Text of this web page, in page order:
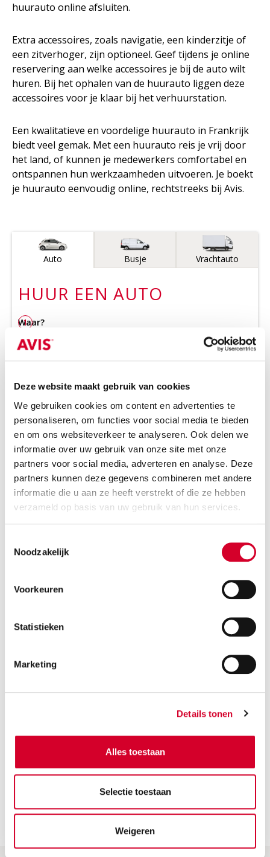
Deze website maakt gebruik van cookies
We gebruiken cookies om content en advertenties te
personaliseren, om functies voor social media te bieden
en om ons websiteverkeer te analyseren. Ook delen we
informatie over uw gebruik van onze site met onze
partners voor social media, adverteren en analyse. Deze
partners kunnen deze gegevens combineren met andere
informatie die u aan ze heeft verstrekt of die ze hebben
verzameld op basis van uw gebruik van hun services.
Noodzakelijk
Voorkeuren
Statistieken
Marketing
Details tonen
Alles toestaan
Selectie toestaan
Weigeren
huurauto online afsluiten.
Extra accessoires, zoals navigatie, een kinderzitje of
een zitverhoger, zijn optioneel. Geef tijdens je online
reservering aan welke accessoires je bij de auto wilt
huren. Bij het ophalen van de huurauto liggen deze
accessoires voor je klaar bij het verhuurstation.
Een kwalitatieve en voordelige huurauto in Frankrijk
biedt veel gemak. Met een huurauto reis je vrij door
het land, of kunnen je medewerkers comfortabel en
ontspannen hun werkzaamheden uitvoeren. Je boekt
je huurauto eenvoudig online, rechtstreeks bij Avis.
Voertuigtype
Auto Busje Vrachtauto
HUUR EENAUTO
1
Waar?
Kies een stad, postcode of plaats
Kies datum Kies tijd
Let op:1 huurdag = 24u na ophaaltijd
Inleveren
Kies datum Kies tijd
2
BEKIJKAUTO'S